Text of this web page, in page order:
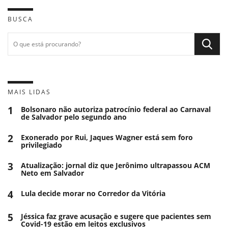
BUSCA
MAIS LIDAS
1 Bolsonaro não autoriza patrocínio federal ao Carnaval
de Salvador pelo segundo ano
2 Exonerado por Rui, Jaques Wagner está sem foro
privilegiado
3 Atualização: jornal diz que Jerônimo ultrapassou ACM
Neto em Salvador
4 Lula decide morar no Corredor da Vitória
5 Jéssica faz grave acusação e sugere que pacientes sem
Covid-19 estão em leitos exclusivos